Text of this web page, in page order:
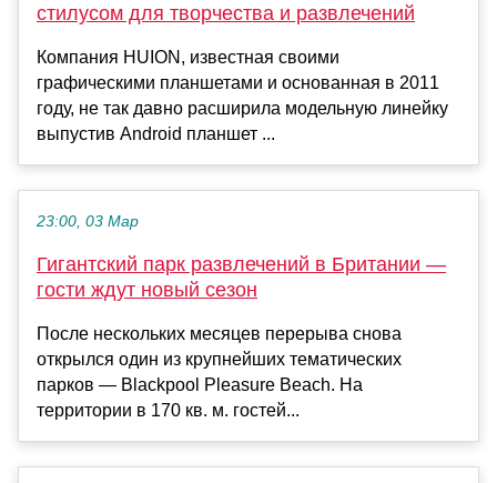
стилусом для творчества и развлечений
Компания HUION, известная своими
графическими планшетами и основанная в 2011
году, не так давно расширила модельную линейку
выпустив Android планшет ...
23:00, 03 Мар
Гигантский парк развлечений в Британии —
гости ждут новый сезон
После нескольких месяцев перерыва снова
открылся один из крупнейших тематических
парков — Blackpool Pleasure Beach. На
территории в 170 кв. м. гостей...